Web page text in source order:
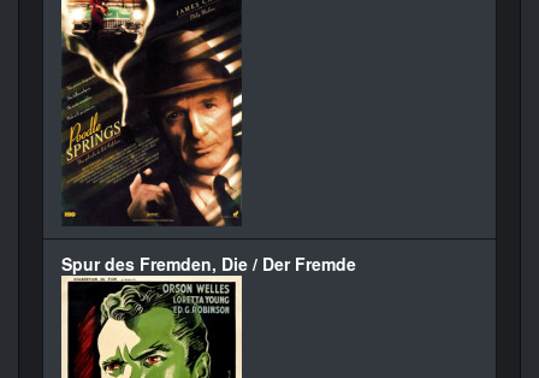
Spur des Fremden, Die / Der Fremde